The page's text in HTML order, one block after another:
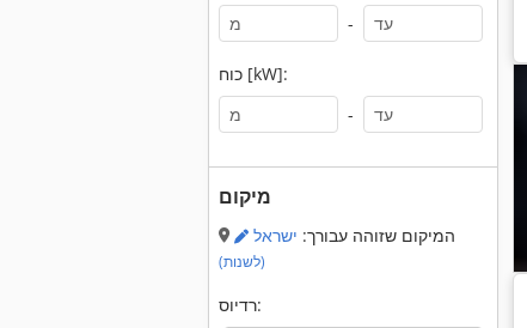
-
כוח [kW]:
-
מיקום
המיקום שזוהה עבורך: ישראל
(לשנות)
רדיוס: